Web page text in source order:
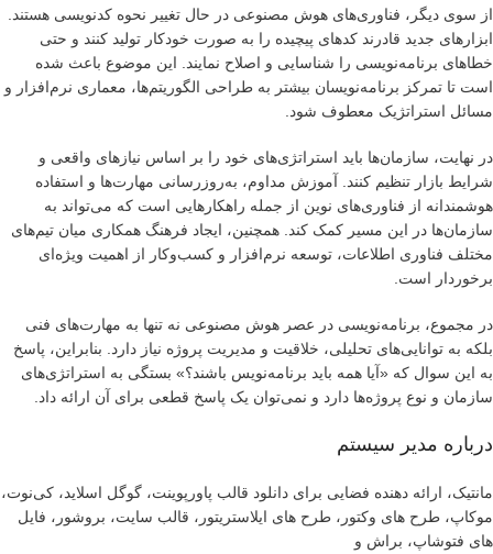
از سوی دیگر، فناوری‌های هوش مصنوعی در حال تغییر نحوه کدنویسی هستند.
ابزارهای جدید قادرند کدهای پیچیده را به صورت خودکار تولید کنند و حتی
خطاهای برنامه‌نویسی را شناسایی و اصلاح نمایند. این موضوع باعث شده
است تا تمرکز برنامه‌نویسان بیشتر به طراحی الگوریتم‌ها، معماری نرم‌افزار و
مسائل استراتژیک معطوف شود.
در نهایت، سازمان‌ها باید استراتژی‌های خود را بر اساس نیازهای واقعی و
شرایط بازار تنظیم کنند. آموزش مداوم، به‌روزرسانی مهارت‌ها و استفاده
هوشمندانه از فناوری‌های نوین از جمله راهکارهایی است که می‌تواند به
سازمان‌ها در این مسیر کمک کند. همچنین، ایجاد فرهنگ همکاری میان تیم‌های
مختلف فناوری اطلاعات، توسعه نرم‌افزار و کسب‌وکار از اهمیت ویژه‌ای
برخوردار است.
در مجموع، برنامه‌نویسی در عصر هوش مصنوعی نه تنها به مهارت‌های فنی
بلکه به توانایی‌های تحلیلی، خلاقیت و مدیریت پروژه نیاز دارد. بنابراین، پاسخ
به این سوال که «آیا همه باید برنامه‌نویس باشند؟» بستگی به استراتژی‌های
سازمان و نوع پروژه‌ها دارد و نمی‌توان یک پاسخ قطعی برای آن ارائه داد.
درباره مدیر سیستم
مانتیک، ارائه دهنده فضایی برای دانلود قالب پاورپوینت، گوگل اسلاید، کی‌نوت،
موکاپ، طرح های وکتور، طرح های ایلاستریتور، قالب سایت، بروشور، فایل
های فتوشاپ، براش و